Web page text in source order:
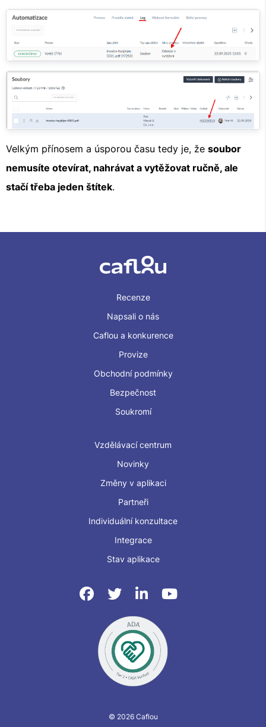
Velkým přínosem a úsporou času tedy je, že soubor
nemusíte otevírat, nahrávat a vytěžovat ručně, ale
stačí třeba jeden štítek.
Recenze
Napsali o nás
Caflou a konkurence
Provize
Obchodní podmínky
Bezpečnost
Soukromí
Vzdělávací centrum
Novinky
Změny v aplikaci
Partneři
Individuální konzultace
Integrace
Stav aplikace
© 2026 Caflou